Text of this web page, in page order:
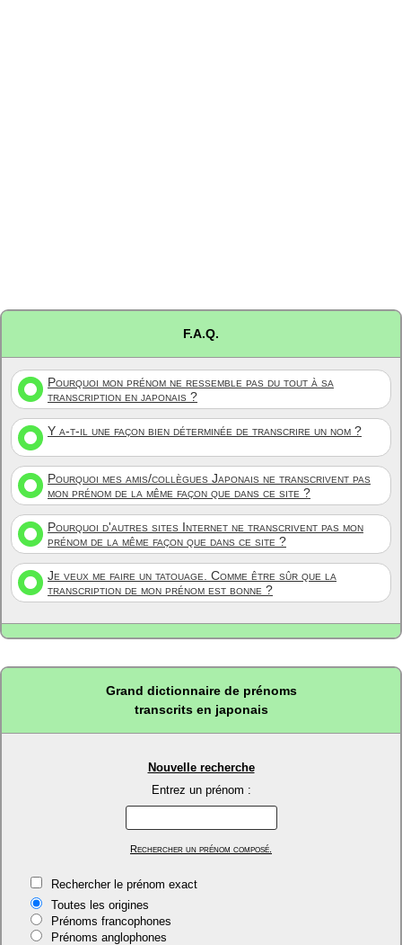
F.A.Q.
Pourquoi mon prénom ne ressemble pas du tout à sa
transcription en japonais ?
Y a-t-il une façon bien déterminée de transcrire un nom ?
Pourquoi mes amis/collègues Japonais ne transcrivent pas
mon prénom de la même façon que dans ce site ?
Pourquoi d'autres sites Internet ne transcrivent pas mon
prénom de la même façon que dans ce site ?
Je veux me faire un tatouage. Comme être sûr que la
transcription de mon prénom est bonne ?
Grand dictionnaire de prénoms
transcrits en japonais
Nouvelle recherche
Entrez un prénom :
Rechercher un prénom composé.
Rechercher le prénom exact
Toutes les origines
Prénoms francophones
Prénoms anglophones